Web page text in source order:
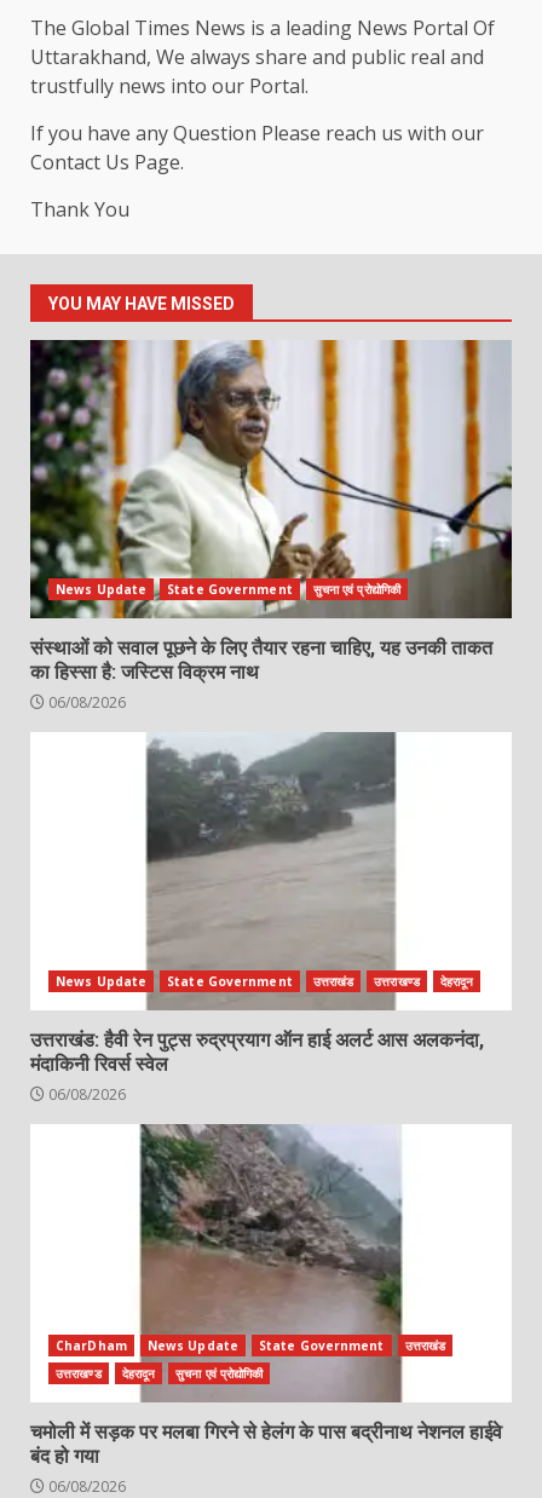
The Global Times News is a leading News Portal Of
Uttarakhand, We always share and public real and
trustfully news into our Portal.
If you have any Question Please reach us with our
Contact Us Page.
Thank You
YOU MAY HAVE MISSED
News Update State Government सुचना एवं प्रोद्योगिकी
संस्थाओं को सवाल पूछने के लिए तैयार रहना चाहिए, यह उनकी ताकत
का हिस्सा है: जस्टिस विक्रम नाथ
06/08/2026
News Update State Government उत्तराखंड उत्तराखण्ड देहरादून
उत्तराखंड: हैवी रेन पुट्स रुद्रप्रयाग ऑन हाई अलर्ट आस अलकनंदा,
मंदाकिनी रिवर्स स्वेल
06/08/2026
CharDham News Update State Government
उत्तराखंड
उत्तराखण्ड
देहरादून सुचना एवं प्रोद्योगिकी
चमोली में सड़क पर मलबा गिरने से हेलंग के पास बद्रीनाथ नेशनल हाईवे
बंद हो गया
06/08/2026